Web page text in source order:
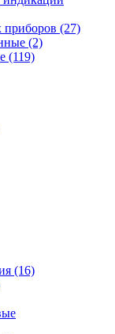
приборов (27)
(2)
(119)
(16)